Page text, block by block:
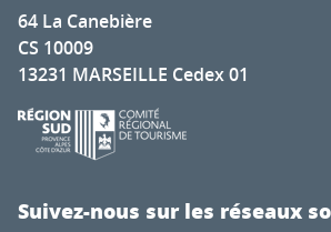
64 La Canebière
CS 10009
13231 MARSEILLE Cedex 01
Suivez-nous sur les réseaux